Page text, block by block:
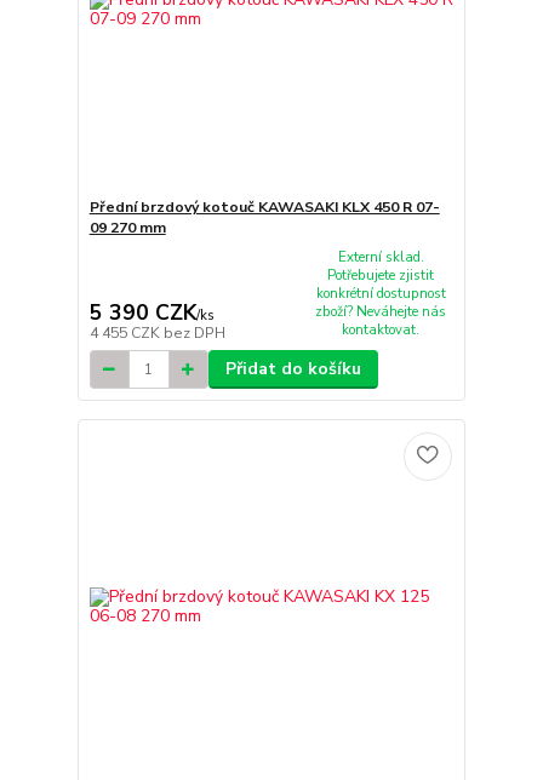
Přední brzdový kotouč KAWASAKI KLX 450 R 07-
09 270 mm
5 390 CZK/ks
4 455 CZK bez DPH
Externí sklad.
Potřebujete zjistit
konkrétní dostupnost
zboží? Neváhejte nás
kontaktovat.
Přidat do košíku